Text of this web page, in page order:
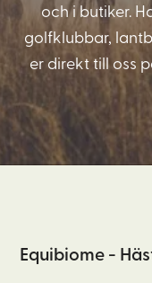
och i butiker.
golfklubbar,
er direkt till oss
Equibiome -